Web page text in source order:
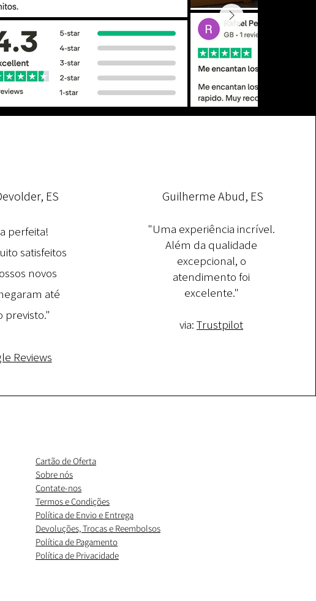
ES
perfeita!
satisfeitos
novos
até
previsto."
Reviews
Guilherme Abud, ES
"Uma experiência incrível.
Além da qualidade
excepcional, o
atendimento foi
excelente."
via:Trustpilot
Cartão de Oferta
Sobre nós
Contate-nos
Termos e Condições
Política de Envio e Entrega
Devoluções, Trocas e Reembolsos
Política de Pagamento
Política de Privacidade